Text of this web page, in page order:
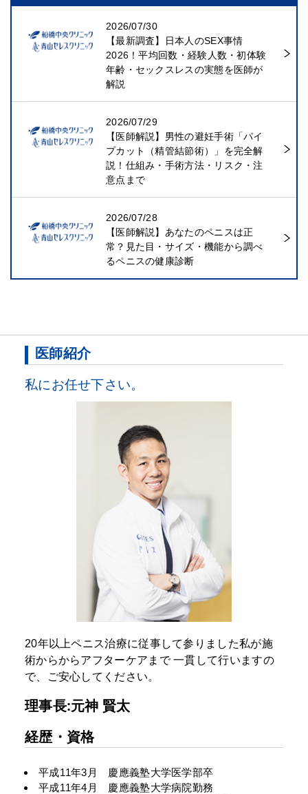
2026/07/30
【最新調査】日本人のSEX事情
2026！平均回数・経験人数・初体験
年齢・セックスレスの実態を医師が
解説
2026/07/29
【医師解説】男性の避妊手術「パイ
プカット（精管結節術）」を完全解
説！仕組み・手術方法・リスク・注
意点まで
2026/07/28
【医師解説】あなたのペニスは正
常？見た目・サイズ・機能から調べ
るペニスの健康診断
医師紹介
私にお任せ下さい。
20年以上ペニス治療に従事して参りました私が施
術からからアフターケアまで一貫して行いますの
で、ご安心してください。
理事長:元神 賢太
経歴・資格
平成11年3月 慶應義塾大学医学部卒
平成11年4月 慶應義塾大学病院勤務